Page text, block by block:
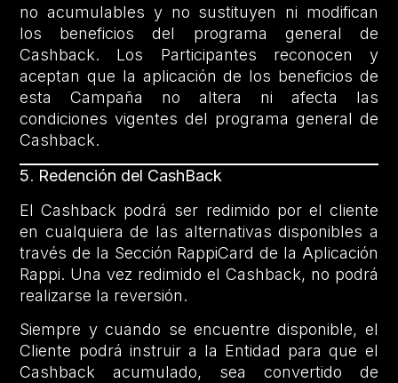
no acumulables y no sustituyen ni modifican
los beneficios del programa general de
Cashback. Los Participantes reconocen y
aceptan que la aplicación de los beneficios de
esta Campaña no altera ni afecta las
condiciones vigentes del programa general de
Cashback.
5. Redención del CashBack
El Cashback podrá ser redimido por el cliente
en cualquiera de las alternativas disponibles a
través de la Sección RappiCard de la Aplicación
Rappi. Una vez redimido el Cashback, no podrá
realizarse la reversión.
Siempre y cuando se encuentre disponible, el
Cliente podrá instruir a la Entidad para que el
Cashback acumulado, sea convertido de